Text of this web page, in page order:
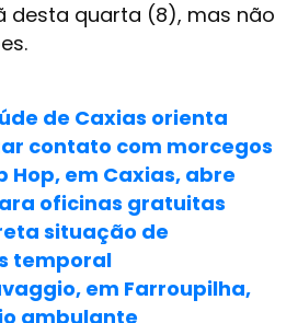
desta quarta (8), mas não
de Caxias orienta
contato com morcegos
Hop, em Caxias, abre
oficinas gratuitas
situação de
temporal
em Farroupilha,
ambulante